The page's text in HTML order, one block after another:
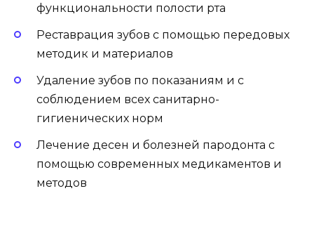
функциональности полости рта
Реставрация зубов с помощью передовых
методик и материалов
Удаление зубов по показаниям и с
соблюдением всех санитарно-
гигиенических норм
Лечение десен и болезней пародонта с
помощью современных медикаментов и
методов